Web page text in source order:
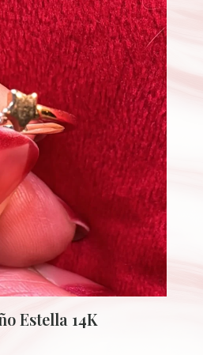
Estella 14K